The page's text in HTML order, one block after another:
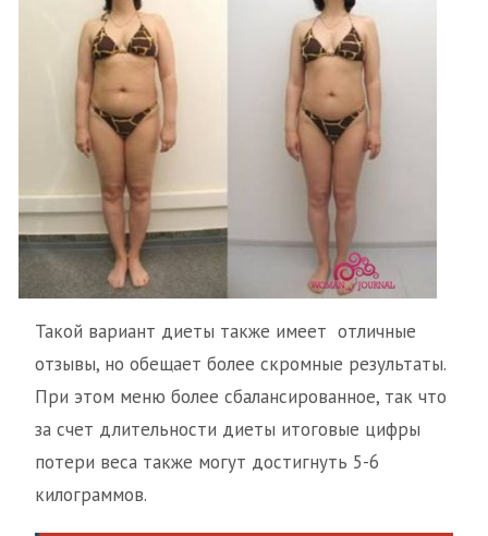
Такой вариант диеты также имеет отличные
отзывы, но обещает более скромные результаты.
При этом меню более сбалансированное, так что
за счет длительности диеты итоговые цифры
потери веса также могут достигнуть 5-6
килограммов.